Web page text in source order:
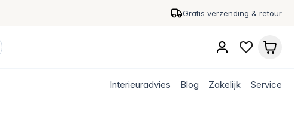
Gratis verzending & retour
Interieuradvies Blog Zakelijk Service